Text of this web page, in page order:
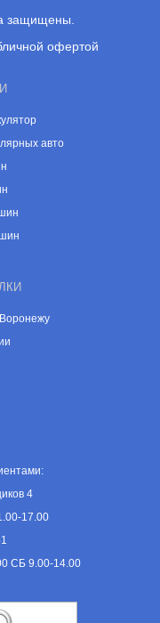
защищены.
офертой
авто
4
17.00
СБ 9.00-14.00